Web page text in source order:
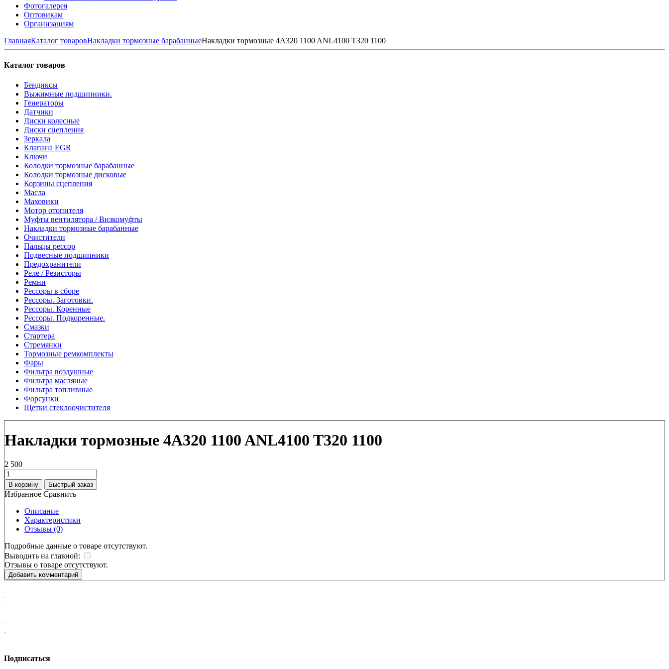
Фотогалерея
Оптовикам
Организациям
ГлавнаяКаталог товаровНакладки тормозные барабанныеНакладки тормозные 4A320 1100 ANL4100 T320 1100
Каталог товаров
Бендиксы
Выжимные подшипники.
Генераторы
Датчики
Диски колесные
Диски сцепления
Зеркала
Клапана EGR
Ключи
Колодки тормозные барабанные
Колодки тормозные дисковые
Корзины сцепления
Масла
Маховики
Мотор отопителя
Муфты вентилятора / Визкомуфты
Накладки тормозные барабанные
Очистители
Пальцы рессор
Подвесные подшипники
Предохранители
Реле / Резисторы
Ремни
Рессоры в сборе
Рессоры. Заготовки.
Рессоры. Коренные
Рессоры. Подкоренные.
Смазки
Стартера
Стремянки
Тормозные ремкомплекты
Фары
Фильтра воздушные
Фильтра масляные
Фильтра топливные
Форсунки
Щетки стеклоочистителя
Накладки тормозные 4A320 1100 ANL4100 T320 1100
2 500
В корзину Быстрый заказ
Избранное Сравнить
Описание
Характеристики
Отзывы (0)
Подробные данные о товаре отсутствуют.
Выводить на главной:
Отзывы о товаре отсутствуют.
Добавить комментарий
Подписаться